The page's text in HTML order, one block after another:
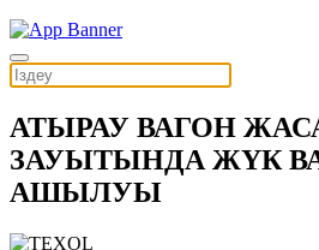
АТЫРАУ ВАГОН
ЗАУЫТЫНДА ЖҮК
АШЫЛУЫ